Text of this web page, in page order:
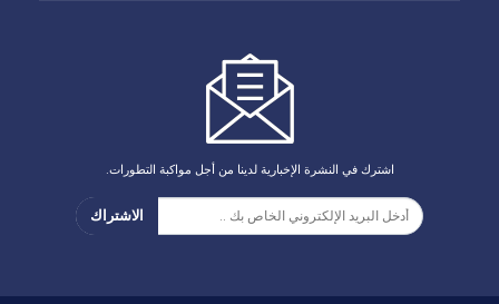
اشترك في النشرة الإخبارية لدينا من أجل مواكبة التطورات.
الاشتراك